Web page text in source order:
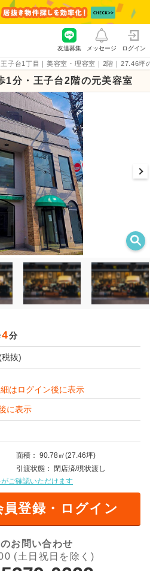
子台1丁目｜美容室・理容室｜2階｜27.46
友達募集 メッセージ ログイン
1分・王子台2階の元美容室
4分
税抜)
はログイン後に表示
に表示
面積
90.78㎡(27.46坪)
引渡状態
閉店済/現状渡し
ご確認いただけます
員登録・ログイン
お問い合わせ
(土日祝日を除く)